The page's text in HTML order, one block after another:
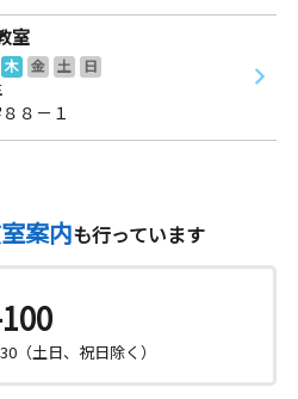
室
木 金 土
日
８－１
案内も行っています
（土日、祝日除く）